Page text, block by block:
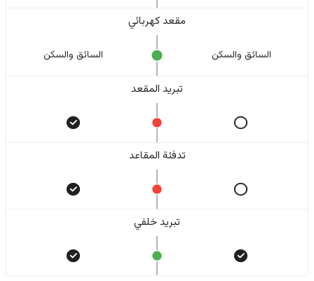
مقعد كهربائي
السائق والسکن السائق والسکن
تبريد المقعد
تدفئة المقاعد
تبريد خلفي